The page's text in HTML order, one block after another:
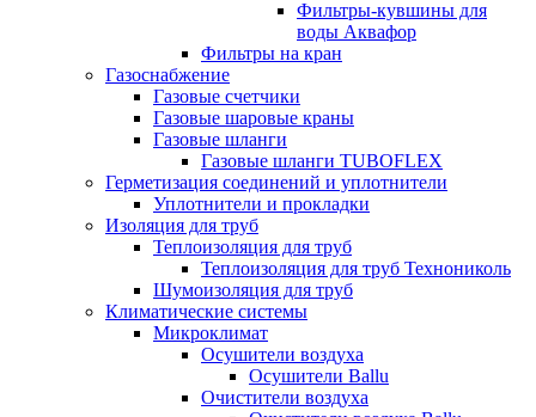
Фильтры-кувшины для
воды Аквафор
Фильтры на кран
Газоснабжение
Газовые счетчики
Газовые шаровые краны
Газовые шланги
Газовые шланги TUBOFLEX
Герметизация соединений и уплотнители
Уплотнители и прокладки
Изоляция для труб
Теплоизоляция для труб
Теплоизоляция для труб Технониколь
Шумоизоляция для труб
Климатические системы
Микроклимат
Осушители воздуха
Осушители Ballu
Очистители воздуха